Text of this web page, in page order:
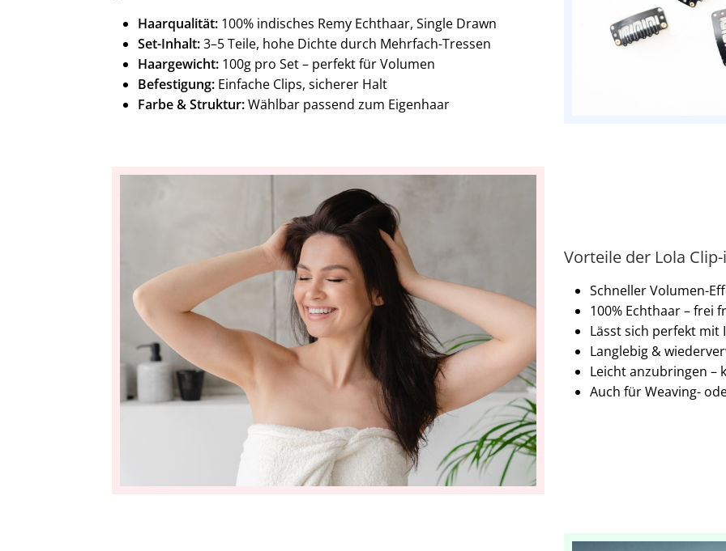
Haarqualität: 100% indisches Remy Echthaar, Single Drawn
Set-Inhalt:3–5 Teile, hohe Dichte durch Mehrfach-Tressen
Haargewicht: 100g pro Set – perfekt für Volumen
Befestigung: Einfache Clips, sicherer Halt
Farbe & Struktur:Wählbar passend zum Eigenhaar
Vorteile der Lola
Schneller Volumen-
100% Echthaar – frei
Lässt sich perfekt
Langlebig &
Leicht anzubringen –
Auch für Weaving-